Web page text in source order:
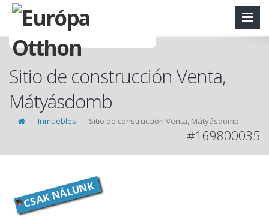
Sitio de construcción Venta,
Mátyásdomb
Inmuebles Sitio de construcción Venta, Mátyásdomb
#169800035